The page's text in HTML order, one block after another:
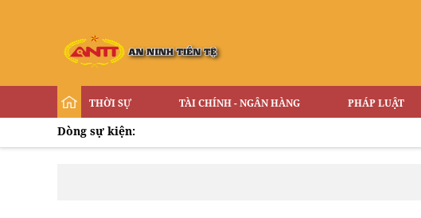
THỜI SỰ TÀI CHÍNH - NGÂN HÀNG PHÁP LUẬT
Dòng sự kiện: